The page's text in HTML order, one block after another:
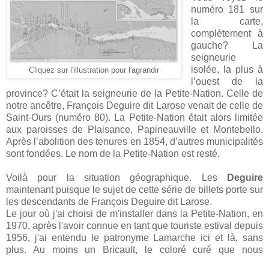
Cliquez sur l'illustration pour l'agrandir
numéro 181 sur
la carte,
complètement à
gauche? La
seigneurie
isolée, la plus à
l’ouest de la
province? C’était la seigneurie de la Petite-Nation. Celle de
notre ancêtre, François Deguire dit Larose venait de celle de
Saint-Ours (numéro 80). La Petite-Nation était alors limitée
aux paroisses de Plaisance, Papineauville et Montebello.
Après l’abolition des tenures en 1854, d’autres municipalités
sont fondées. Le nom de la Petite-Nation est resté.
Voilà pour la situation géographique. Les
Deguire
maintenant puisque le sujet de cette série de billets porte sur
les descendants de François Deguire dit Larose.
Le jour où j'ai choisi de m'installer dans la Petite-Nation, en
1970, après l'avoir connue en tant que touriste estival depuis
1956, j'ai entendu le patronyme Lamarche ici et là, sans
plus. Au moins un Bricault, le coloré curé que nous